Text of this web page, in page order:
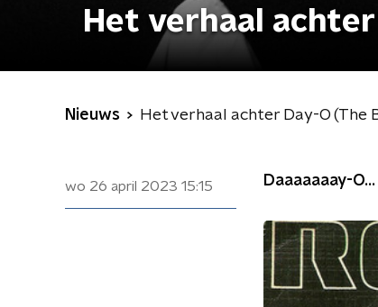
Het verhaal
Nieuws Het verhaal achter Day-O (The
wo 26 april 2023 15:15 Daaaaaaay-